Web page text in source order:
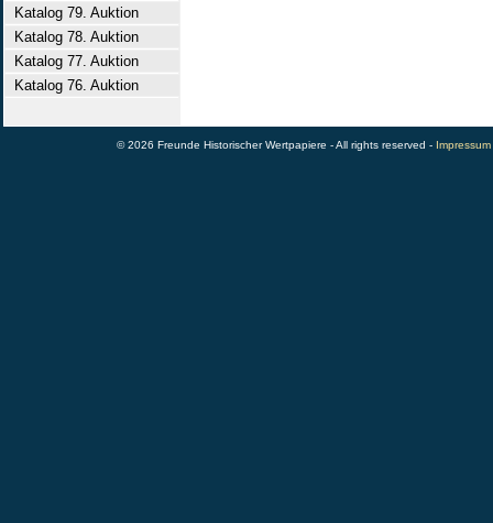
Katalog 79. Auktion
Katalog 78. Auktion
Katalog 77. Auktion
Katalog 76. Auktion
© 2026 Freunde Historischer Wertpapiere - All rights reserved - Impressum